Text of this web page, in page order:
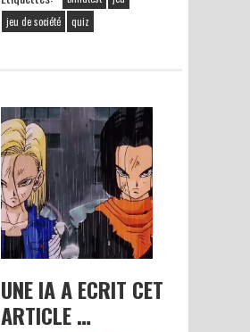
jeu de société
quiz
UNE IA A ECRIT CET
ARTICLE …